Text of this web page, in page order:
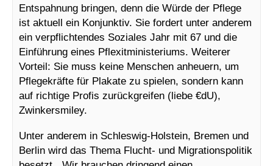
Entspahnung bringen, denn die Würde der Pflege
ist aktuell ein Konjunktiv. Sie fordert unter anderem
ein verpflichtendes Soziales Jahr mit 67 und die
Einführung eines Pflexitministeriums. Weiterer
Vorteil: Sie muss keine Menschen anheuern, um
Pflegekräfte für Plakate zu spielen, sondern kann
auf richtige Profis zurückgreifen (liebe €dU),
Zwinkersmiley.
Unter anderem in Schleswig-Holstein, Bremen und
Berlin wird das Thema Flucht- und Migrationspolitik